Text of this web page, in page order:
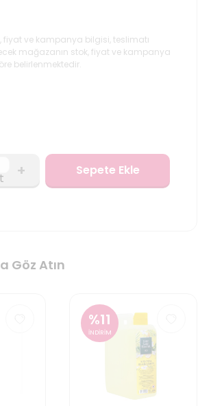
fiyat ve kampanya bilgisi, teslimatı
mağazanın stok, fiyat ve kampanya
belirlenmektedir.
+ Sepete Ekle
Göz Atın
%11
İNDİRİM